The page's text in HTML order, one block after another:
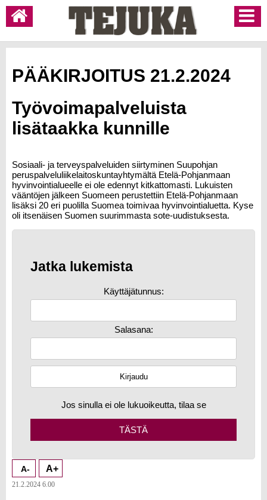
PÄÄKIRJOITUS 21.2.2024
Työvoimapalveluista
lisätaakka kunnille
Sosiaali- ja terveyspalveluiden siirtyminen Suupohjan
peruspalveluliikelaitoskuntayhtymältä Etelä-Pohjanmaan
hyvinvointialueelle ei ole edennyt kitkattomasti. Lukuisten
vääntöjen jälkeen Suomeen perustettiin Etelä-Pohjanmaan
lisäksi 20 eri puolilla Suomea toimivaa hyvinvointialuetta. Kyse
oli itsenäisen Suomen suurimmasta sote-uudistuksesta.
Jatka lukemista
Käyttäjätunnus:
Salasana:
Jos sinulla ei ole lukuoikeutta, tilaa se
TÄSTÄ
A- A+
21.2.2024 6.00